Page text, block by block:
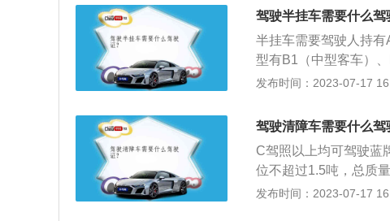
分记录。法规规定办理
请，而不是在外地进
以外，还能够驾驶C1
年审主要是接受教育
年审。
驾驶半挂车需要什么驾
半挂车需要驾驶人持
型有B1（中型客车）
车）、C3（低速载货
准驾车型资格三年以上
者取得驾驶(A1)大型
内没有满分记录。申
通事故造成人员死亡
分周期和申请前最近连
发布时间：2023-07-17
驾驶清障车需要什么驾
C驾照以上均可驾驶蓝
位不超过1.5吨，总质
道路救援车、拖拽车，
发布时间：2023-07-17